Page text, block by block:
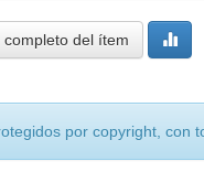
del ítem
por copyright, con